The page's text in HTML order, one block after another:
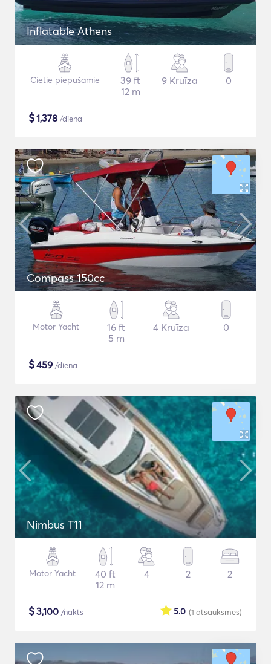
Inflatable Athens
Cietie piepūšamie
39 ft
12 m
9 Kruīza 0
$1,378 /diena
Compass 150cc
Motor Yacht
16 ft
5 m
4 Kruīza 0
$459 /diena
Nimbus T11
Motor Yacht
40 ft
12 m
4 2 2
$3,100 /nakts (1 atsauksmes)
5.0